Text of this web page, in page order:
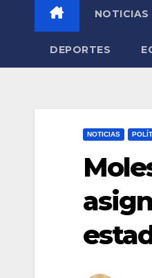
NOTICIAS
DEPORTES
NOTICIAS